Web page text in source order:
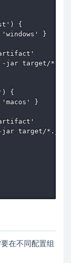
{
}
jar target/
{
}
target/*.jar
在不同配置组